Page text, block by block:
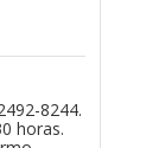
8244.
horas.